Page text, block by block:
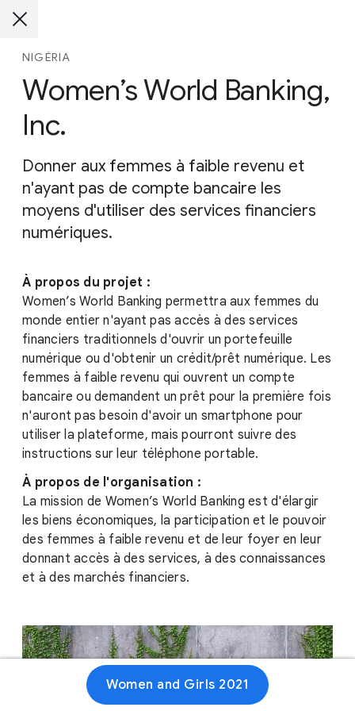
NIGÉRIA
Women’s World Banking,
Inc.
Donner aux femmes à faible revenu et
n'ayant pas de compte bancaire les
moyens d'utiliser des services financiers
numériques.
À propos du projet :
Women’s World Banking permettra aux femmes du
monde entier n'ayant pas accès à des services
financiers traditionnels d'ouvrir un portefeuille
numérique ou d'obtenir un crédit/prêt numérique. Les
femmes à faible revenu qui ouvrent un compte
bancaire ou demandent un prêt pour la première fois
n'auront pas besoin d'avoir un smartphone pour
utiliser la plateforme, mais pourront suivre des
instructions sur leur téléphone portable.
À propos de l'organisation :
La mission de Women’s World Banking est d'élargir
les biens économiques, la participation et le pouvoir
des femmes à faible revenu et de leur foyer en leur
donnant accès à des services, à des connaissances
et à des marchés financiers.
Women and Girls 2021